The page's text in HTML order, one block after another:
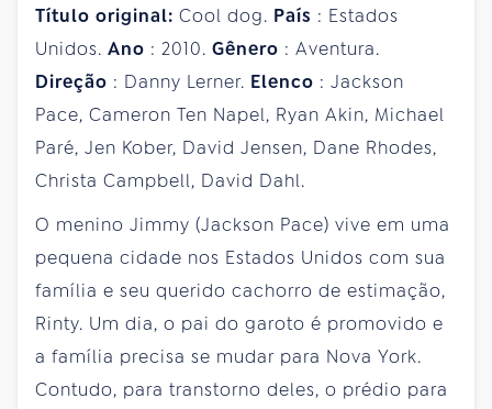
Título original: Cool dog. País : Estados
Unidos. Ano : 2010. Gênero : Aventura.
Direção : Danny Lerner. Elenco : Jackson
Pace, Cameron Ten Napel, Ryan Akin, Michael
Paré, Jen Kober, David Jensen, Dane Rhodes,
Christa Campbell, David Dahl.
O menino Jimmy (Jackson Pace) vive em uma
pequena cidade nos Estados Unidos com sua
família e seu querido cachorro de estimação,
Rinty. Um dia, o pai do garoto é promovido e
a família precisa se mudar para Nova York.
Contudo, para transtorno deles, o prédio para